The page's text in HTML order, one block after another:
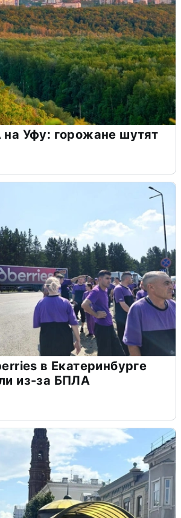
Уфу: горожане шутят
в Екатеринбурге
из-за БПЛА